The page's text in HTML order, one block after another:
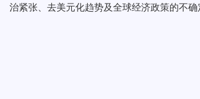
治紧张、去美元化趋势及全球经济政策的不